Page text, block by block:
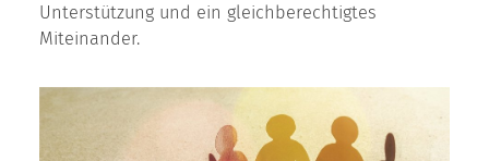
Unterstützung und ein gleichberechtigtes
Miteinander.